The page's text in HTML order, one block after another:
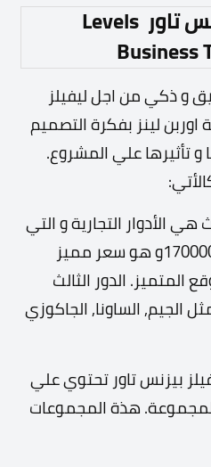
تاورLevels
Business
و ذكي من اجل ليفيلز
لينز بفكرة التصميم
تأثيرها علي المشروع.
هي الأدوار التجارية و التي
يبدأ سعر المتر فيها من 170000و هو سعر مميز
المتميز. الدور الثالث
الساونا, الجاكوزي
بيزنس تاور تحتوي علي
هذة المجموعات